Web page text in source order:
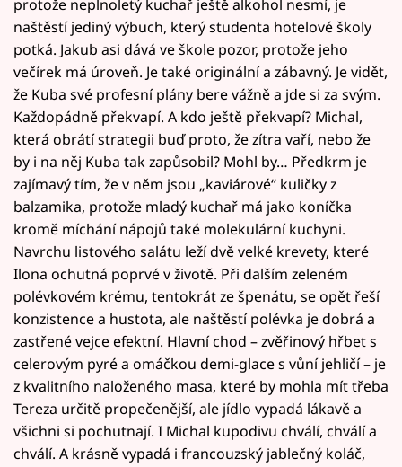
protože neplnoletý kuchař ještě alkohol nesmí, je
naštěstí jediný výbuch, který studenta hotelové školy
potká. Jakub asi dává ve škole pozor, protože jeho
večírek má úroveň. Je také originální a zábavný. Je vidět,
že Kuba své profesní plány bere vážně a jde si za svým.
Každopádně překvapí. A kdo ještě překvapí? Michal,
která obrátí strategii buď proto, že zítra vaří, nebo že
by i na něj Kuba tak zapůsobil? Mohl by… Předkrm je
zajímavý tím, že v něm jsou „kaviárové“ kuličky z
balzamika, protože mladý kuchař má jako koníčka
kromě míchání nápojů také molekulární kuchyni.
Navrchu listového salátu leží dvě velké krevety, které
Ilona ochutná poprvé v životě. Při dalším zeleném
polévkovém krému, tentokrát ze špenátu, se opět řeší
konzistence a hustota, ale naštěstí polévka je dobrá a
zastřené vejce efektní. Hlavní chod – zvěřinový hřbet s
celerovým pyré a omáčkou demi-glace s vůní jehličí – je
z kvalitního naloženého masa, které by mohla mít třeba
Tereza určitě propečenější, ale jídlo vypadá lákavě a
všichni si pochutnají. I Michal kupodivu chválí, chválí a
chválí. A krásně vypadá i francouzský jablečný koláč,